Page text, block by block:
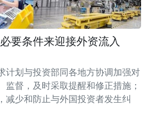
要条件来迎接外资流入
计划与投资部同各地方协调加强对
监督，及时采取提醒和修正措施；
减少和防止与外国投资者发生纠